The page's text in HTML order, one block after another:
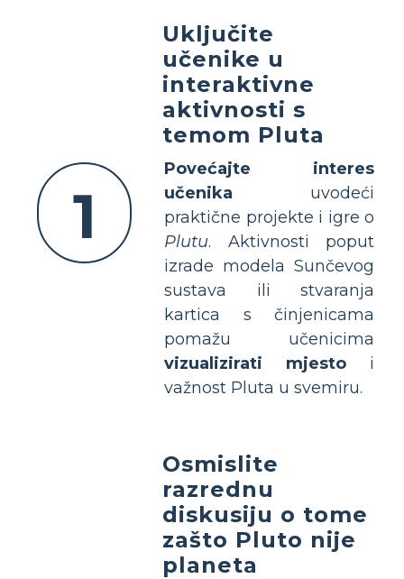
1
Uključite
učenike u
interaktivne
aktivnosti s
temom Pluta
Povećajte interes
učenika uvodeći
praktične projekte i igre o
Plutu. Aktivnosti poput
izrade modela Sunčevog
sustava ili stvaranja
kartica s činjenicama
pomažu učenicima
vizualizirati mjesto i
važnost Pluta u svemiru.
Osmislite
razrednu
diskusiju o tome
zašto Pluto nije
planeta